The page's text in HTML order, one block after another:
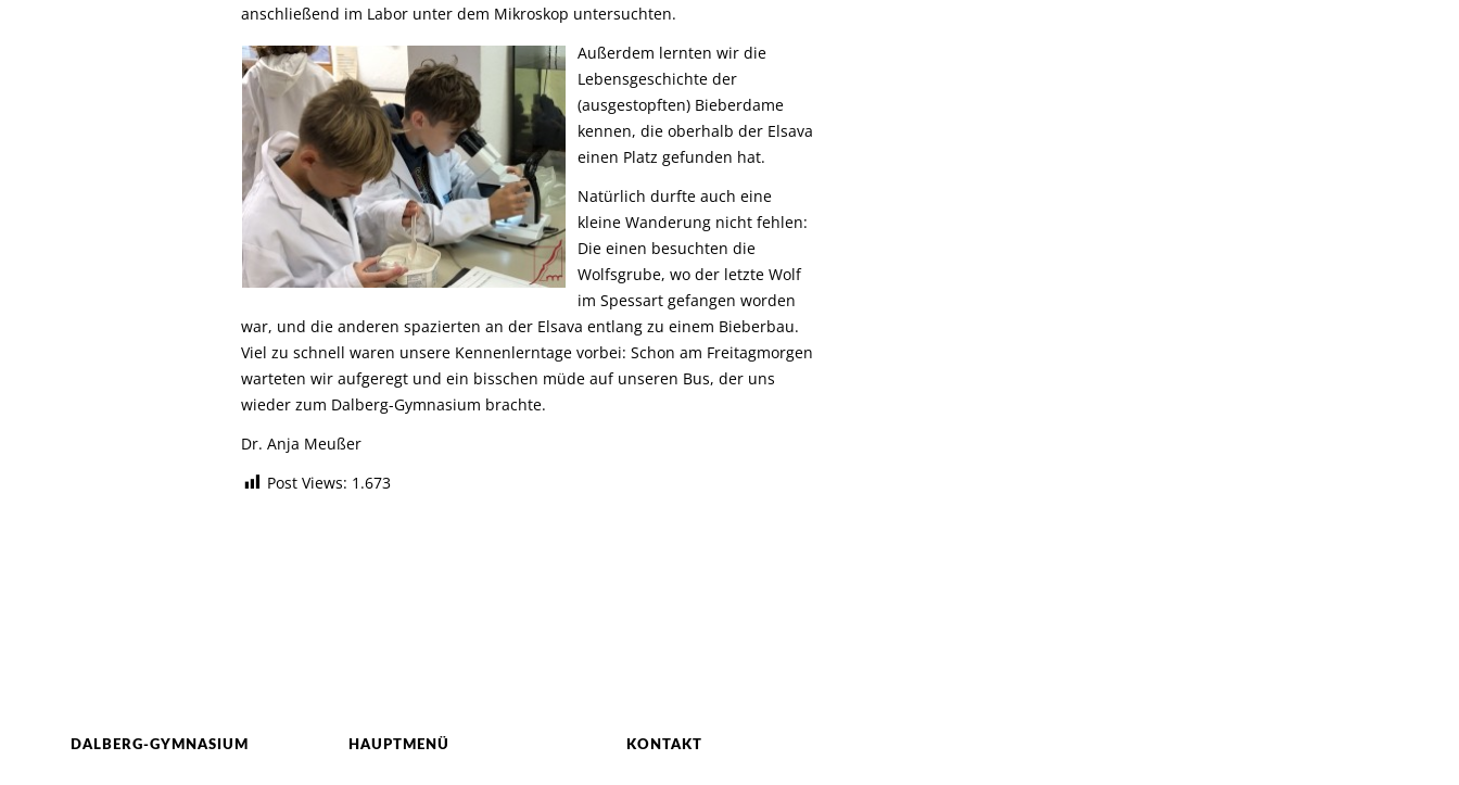
anschließend im Labor unter dem Mikroskop untersuchten.
Außerdem lernten wir die
Lebensgeschichte der
(ausgestopften) Bieberdame
kennen, die oberhalb der Elsava
einen Platz gefunden hat.
Natürlich durfte auch eine
kleine Wanderung nicht fehlen:
Die einen besuchten die
Wolfsgrube, wo der letzte Wolf
im Spessart gefangen worden
war, und die anderen spazierten an der Elsava entlang zu einem Bieberbau.
Viel zu schnell waren unsere Kennenlerntage vorbei: Schon am Freitagmorgen
warteten wir aufgeregt und ein bisschen müde auf unseren Bus, der uns
wieder zum Dalberg-Gymnasium brachte.
Dr. Anja Meußer
Post Views: 1.673
DALBERG-GYMNASIUM HAUPTMENÜ KONTAKT